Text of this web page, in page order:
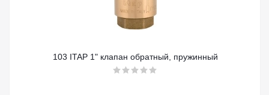
103 ITAP 1" клапан обратный, пружинный